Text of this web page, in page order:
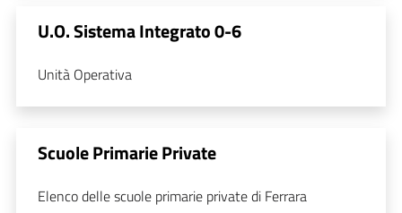
U.O. Sistema Integrato 0-6
Unità Operativa
Scuole Primarie Private
Elenco delle scuole primarie private di Ferrara